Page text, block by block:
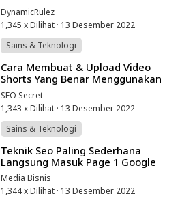
DynamicRulez
1,345 x Dilihat · 13 Desember 2022
Sains & Teknologi
⁣Cara Membuat & Upload Video
Shorts Yang Benar Menggunakan
Teknik Seo - Belajar Youtube
Pemula
SEO Secret
1,343 x Dilihat · 13 Desember 2022
Sains & Teknologi
⁣Teknik Seo Paling Sederhana
Langsung Masuk Page 1 Google
Media Bisnis
1,344 x Dilihat · 13 Desember 2022